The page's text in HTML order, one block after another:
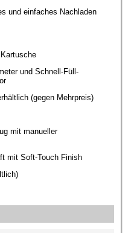
und einfaches Nachladen
und Schnell-Füll-
(gegen Mehrpreis)
mit manueller
mit Soft-Touch Finish